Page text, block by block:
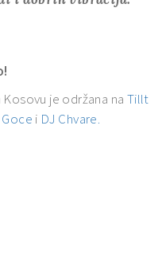
je održana na Tillt
Goce i DJ Chvare.